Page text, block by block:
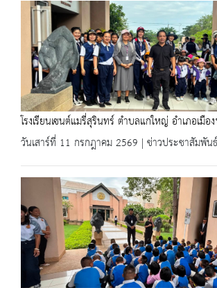
โรงเรียนเซนต์แมรี่สุรินทร์ ตำบลแกใหญ่ อำเภอเมื
วันเสาร์ที่ 11 กรกฎาคม 2569 | ข่าวประชาสัมพันธ์